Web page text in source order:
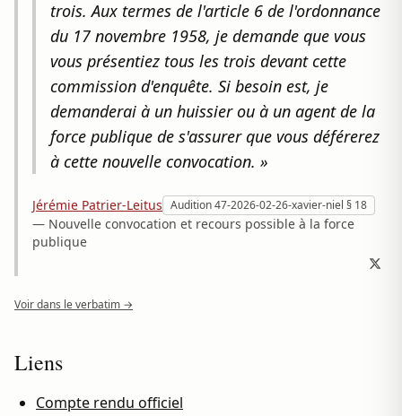
trois. Aux termes de l'article 6 de l'ordonnance
du 17 novembre 1958, je demande que vous
vous présentiez tous les trois devant cette
commission d'enquête. Si besoin est, je
demanderai à un huissier ou à un agent de la
force publique de s'assurer que vous déférerez
à cette nouvelle convocation. »
Jérémie Patrier-Leitus Audition 47-2026-02-26-xavier-niel § 18
— Nouvelle convocation et recours possible à la force
publique
Voir dans le verbatim →
Liens
Compte rendu officiel